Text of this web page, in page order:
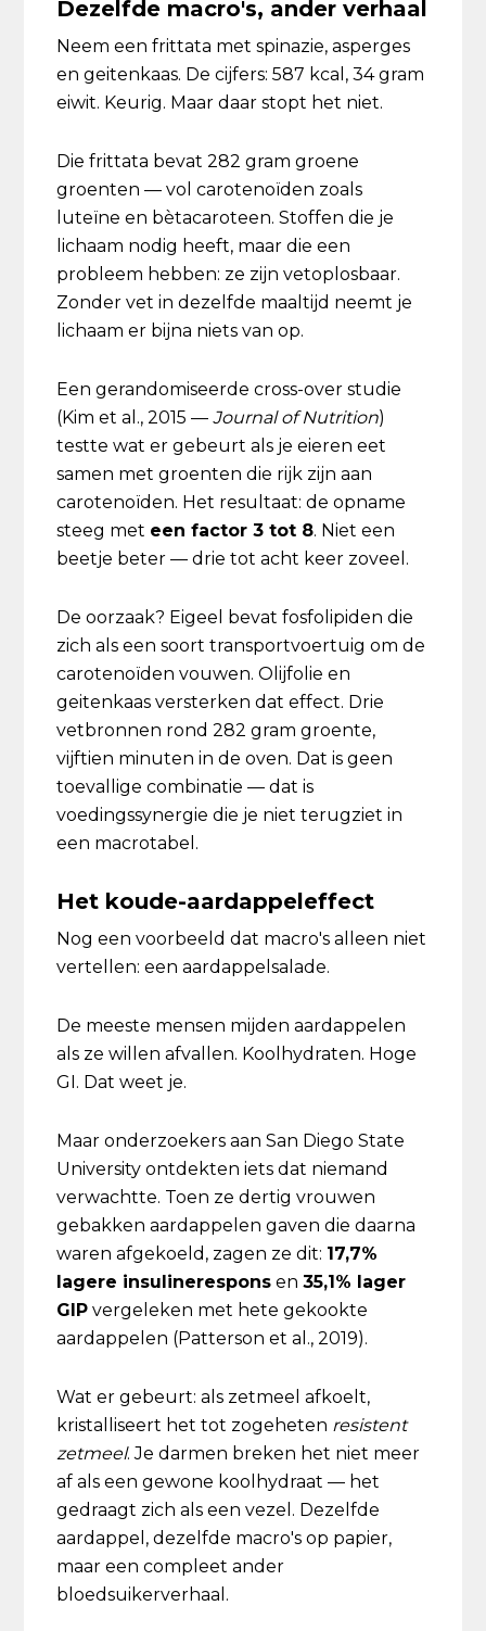
Dezelfde macro's, ander verhaal
Neem een frittata met spinazie, asperges
en geitenkaas. De cijfers: 587 kcal, 34 gram
eiwit. Keurig. Maar daar stopt het niet.
Die frittata bevat 282 gram groene
groenten — vol carotenoïden zoals
luteïne en bètacaroteen. Stoffen die je
lichaam nodig heeft, maar die een
probleem hebben: ze zijn vetoplosbaar.
Zonder vet in dezelfde maaltijd neemt je
lichaam er bijna niets van op.
Een gerandomiseerde cross-over studie
(Kim et al., 2015 —Journal of Nutrition)
testte wat er gebeurt als je eieren eet
samen met groenten die rijk zijn aan
carotenoïden. Het resultaat: de opname
steeg met een factor 3 tot 8. Niet een
beetje beter — drie tot acht keer zoveel.
De oorzaak? Eigeel bevat fosfolipiden die
zich als een soort transportvoertuig om de
carotenoïden vouwen. Olijfolie en
geitenkaas versterken dat effect. Drie
vetbronnen rond 282 gram groente,
vijftien minuten in de oven. Dat is geen
toevallige combinatie — dat is
voedingssynergie die je niet terugziet in
een macrotabel.
Het koude-aardappeleffect
Nog een voorbeeld dat macro's alleen niet
vertellen: een aardappelsalade.
De meeste mensen mijden aardappelen
als ze willen afvallen. Koolhydraten. Hoge
GI. Dat weet je.
Maar onderzoekers aan San Diego State
University ontdekten iets dat niemand
verwachtte. Toen ze dertig vrouwen
gebakken aardappelen gaven die daarna
waren afgekoeld, zagen ze dit: 17,7%
lagere insulinerespons en35,1% lager
GIP vergeleken met hete gekookte
aardappelen (Patterson et al., 2019).
Wat er gebeurt: als zetmeel afkoelt,
kristalliseert het tot zogeheten resistent
zetmeel. Je darmen breken het niet meer
af als een gewone koolhydraat — het
gedraagt zich als een vezel. Dezelfde
aardappel, dezelfde macro's op papier,
maar een compleet ander
bloedsuikerverhaal.